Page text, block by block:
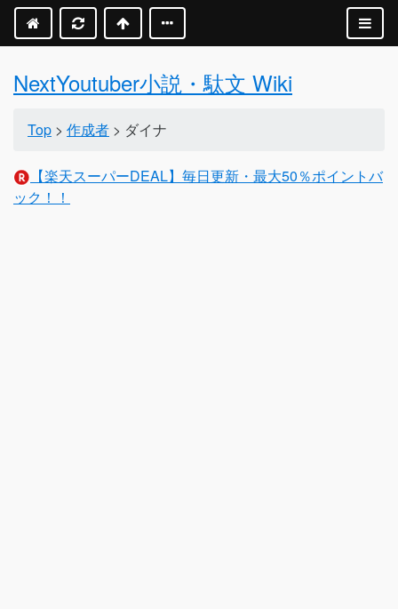
NextYoutuber小説・駄文 Wiki
Top > 作成者 > ダイナ
【楽天スーパーDEAL】毎日更新・最大50％ポイントバ
ック！！